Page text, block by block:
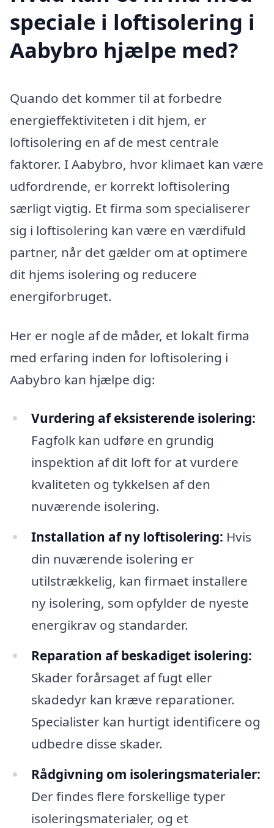
speciale i loftisolering i
Aabybro hjælpe med?
Quando det kommer til at forbedre
energieffektiviteten i dit hjem, er
loftisolering en af de mest centrale
faktorer. I Aabybro, hvor klimaet kan være
udfordrende, er korrekt loftisolering
særligt vigtig. Et firma som specialiserer
sig i loftisolering kan være en værdifuld
partner, når det gælder om at optimere
dit hjems isolering og reducere
energiforbruget.
Her er nogle af de måder, et lokalt firma
med erfaring inden for loftisolering i
Aabybro kan hjælpe dig:
Vurdering af eksisterende isolering:
Fagfolk kan udføre en grundig
inspektion af dit loft for at vurdere
kvaliteten og tykkelsen af den
nuværende isolering.
Installation af ny loftisolering: Hvis
din nuværende isolering er
utilstrækkelig, kan firmaet installere
ny isolering, som opfylder de nyeste
energikrav og standarder.
Reparation af beskadiget isolering:
Skader forårsaget af fugt eller
skadedyr kan kræve reparationer.
Specialister kan hurtigt identificere og
udbedre disse skader.
Rådgivning om isoleringsmaterialer:
Der findes flere forskellige typer
isoleringsmaterialer, og et